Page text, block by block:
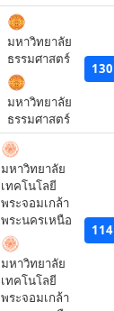
มหาวิทยาลัย
ธรรมศาสตร์
มหาวิทยาลัย
ธรรมศาสตร์
130
มหาวิทยาลัย
เทคโนโลยี
พระจอมเกล้า
พระนครเหนือ
มหาวิทยาลัย
เทคโนโลยี
พระจอมเกล้า
114